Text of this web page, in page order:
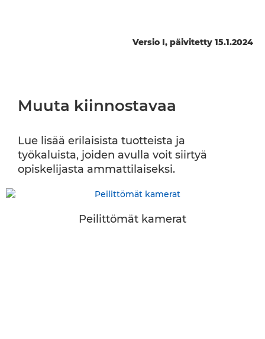
Versio I, päivitetty 15.1.2024
Muuta kiinnostavaa
Lue lisää erilaisista tuotteista ja
työkaluista, joiden avulla voit siirtyä
opiskelijasta ammattilaiseksi.
Peilittömät kamerat